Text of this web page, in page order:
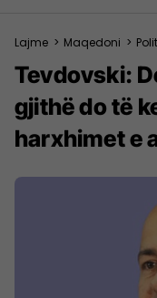
Lajme > Maqedoni >
Tevdovski:
gjithë do të
harxhimet e